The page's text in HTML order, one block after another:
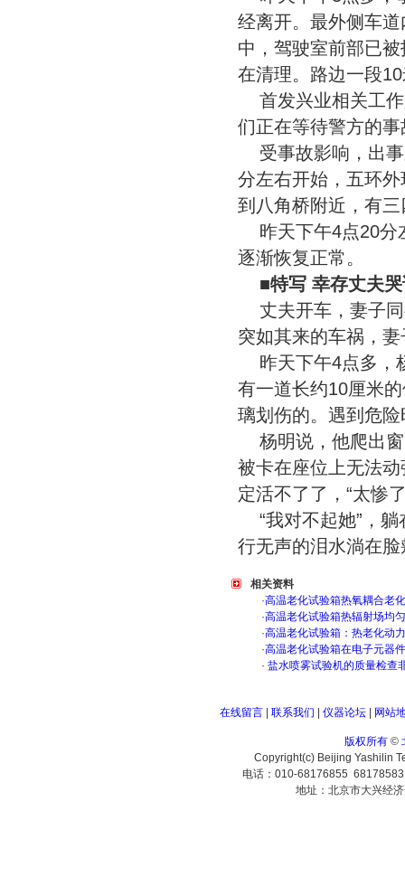
经离开。最外侧车
中，驾驶室前部已
在清理。路边一段
首发兴业相关工
们正在等待警方的
受事故影响，出
分左右开始，五环
到八角桥附近，有
昨天下午4点20
逐渐恢复正常。
■特写 幸存丈夫
丈夫开车，妻子
突如其来的车祸，
昨天下午4点多，
有一道长约10厘米
璃划伤的。遇到危
杨明说，他爬出
被卡在座位上无法
定活不了了，“太惨
“我对不起她”，
行无声的泪水淌在
相关资料
·高温老化试验箱热氧耦合老
·高温老化试验箱热辐射场均
·高温老化试验箱：热老化动
·高温老化试验箱在电子元器
· 盐水喷雾试验机的质量检查
在线留言| 联系我们 仪器论坛| 网站
版权所有©
Copyright(c) Beijing Yashilin
电话：010-68176855
地址：北京市大兴经